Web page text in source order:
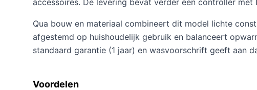
accessoires. De levering bevat verder een controller
Qua bouw en materiaal combineert dit model lichte
afgestemd op huishoudelijk gebruik en balanceert
standaard garantie (1 jaar) en wasvoorschrift geeft aan
Voordelen